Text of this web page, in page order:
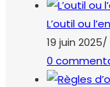
L’outil ou
19 juin 2025/
0